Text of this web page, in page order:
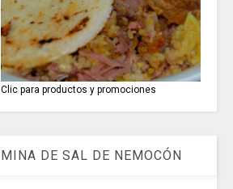
Clic para productos y promociones
MINA DE SAL DE NEMOCÓN